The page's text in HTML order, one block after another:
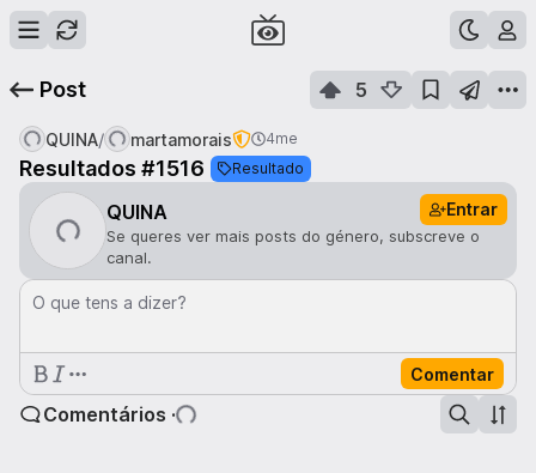
Post 5
QUINA/ martamorais 4me
Resultados #1516 Resultado
QUINA Entrar
Se queres ver mais posts do género, subscreve o
canal.
O que tens a dizer?
Comentar
Comentários ·